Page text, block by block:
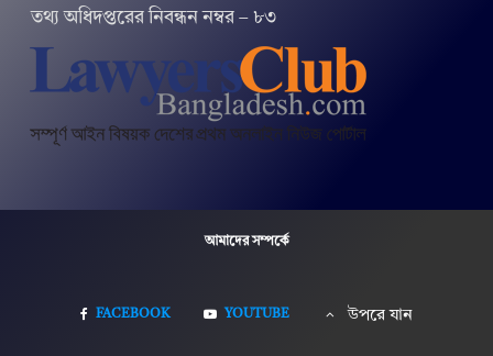
তথ‌্য অ‌ধিদপ্ত‌রের নিবন্ধন নম্বর – ৮৩
আমাদের সম্পর্কে
FACEBOOK YOUTUBE উপরে যান